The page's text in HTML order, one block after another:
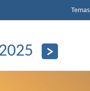
Temas